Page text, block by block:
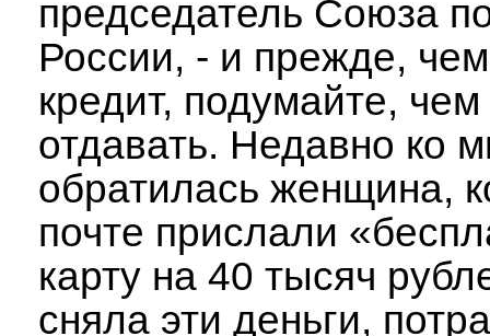
председатель Союза
России, - и прежде,
кредит, подумайте, чем
отдавать. Недавно ко
обратилась женщина,
почте прислали
карту на 40 тысяч
сняла эти деньги,